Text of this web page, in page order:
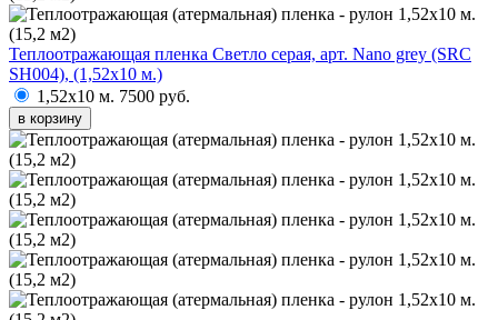
Теплоотражающая пленка Светло серая, арт. Nano grey (SRC
SH004), (1,52х10 м.)
1,52х10 м. 7500 руб.
в корзину